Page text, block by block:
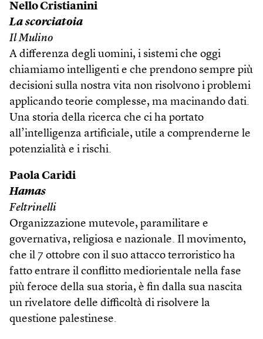
Nello Cristianini
La scorciatoia
Il Mulino
A differenza degli uomini, i sistemi che oggi
chiamiamo intelligenti e che prendono sempre più
decisioni sulla nostra vita non risolvono i problemi
applicando teorie complesse, ma macinando dati.
Una storia della ricerca che ci ha portato
all’intelligenza artificiale, utile a comprenderne le
potenzialità e i rischi.
Paola Caridi
Hamas
Feltrinelli
Organizzazione mutevole, paramilitare e
governativa, religiosa e nazionale. Il movimento,
che il 7 ottobre con il suo attacco terroristico ha
fatto entrare il conflitto mediorientale nella fase
più feroce della sua storia, è fin dalla sua nascita
un rivelatore delle difficoltà di risolvere la
questione palestinese.